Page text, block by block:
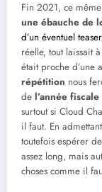
Fin 2021, ce
une ébauche de
d’un éventuel teaser
réelle, tout laissait
était proche d’une
répétition nous
de l’année
surtout si Cloud
il faut. En
toutefois espérer de
assez long, mais
choses comme il